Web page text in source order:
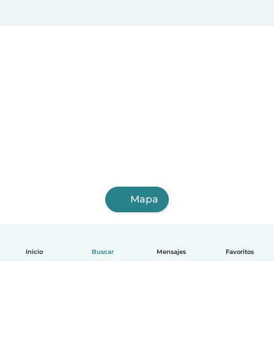
Inicio Buscar Mensajes Favoritos
Mapa